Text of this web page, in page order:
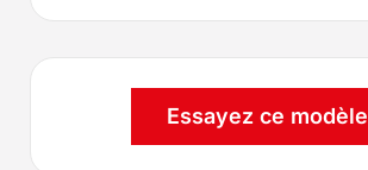
Essayez ce modèle